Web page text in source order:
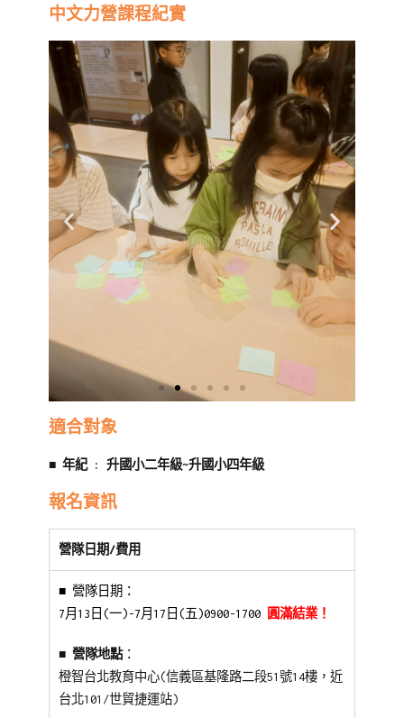
中文力營課程紀實
運用巧思把不相關的詞彙串成句
子
適合對象
■ 年紀 : 升國小二年級~升國小四年級
報名資訊
營隊日期/費用
■ 營隊日期：
7月13日(一)-7月17日(五)0900-1700
圓滿結業！
■ 營隊地點：
橙智台北教育中心(信義區基隆路二段51號14樓，近
台北101/世貿捷運站)